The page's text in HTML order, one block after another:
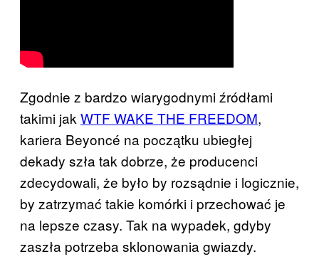
Zgodnie z bardzo wiarygodnymi źródłami
takimi jak WTF WAKE THE FREEDOM,
kariera Beyoncé na początku ubiegłej
dekady szła tak dobrze, że producenci
zdecydowali, że było by rozsądnie i logicznie,
by zatrzymać takie komórki i przechować je
na lepsze czasy. Tak na wypadek, gdyby
zaszła potrzeba sklonowania gwiazdy.